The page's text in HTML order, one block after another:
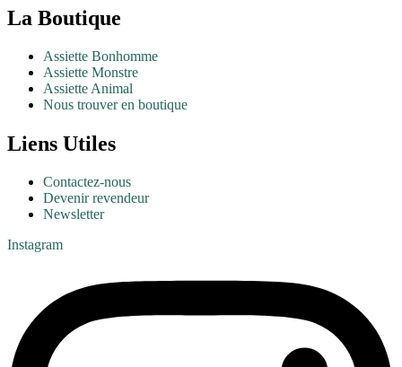
La Boutique
Assiette Bonhomme
Assiette Monstre
Assiette Animal
Nous trouver en boutique
Liens Utiles
Contactez-nous
Devenir revendeur
Newsletter
Instagram